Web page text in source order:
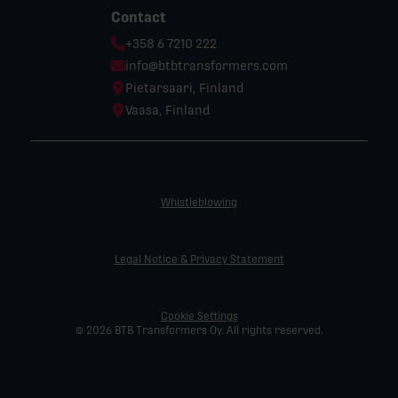
Contact
Phone:
+358 6 7210 222
Email:
info@btbtransformers.com
Location:
Pietarsaari, Finland
Location:
Vaasa, Finland
© 2026 BTB Transformers Oy. All rights reserved.
Whistleblowing
Legal Notice & Privacy Statement
Cookie Settings